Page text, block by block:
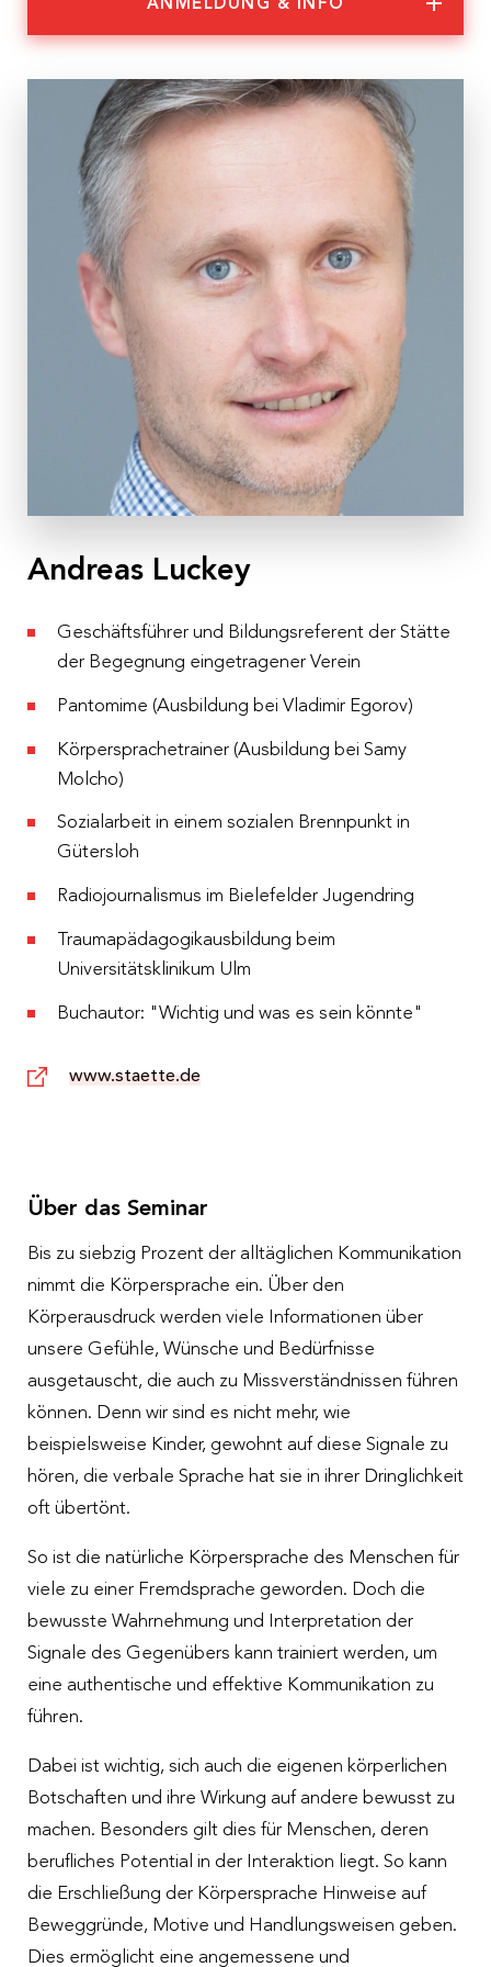
Nachhaltigkeit
Partner:innen
ANMELDUNG & INFO
Anmeldung & Informationen
Veranstaltungs-ID
WS 10/23
Dauer
Mo., 20.11. – Di., 21.11.2023
jeweils 9:30 – 17:00 Uhr
Gasthof Am Riedl, Eisenstraße 38, 5321 Koppl bei
€ 310,– pro Person inkl. 10 % MwSt
Anmeldeschluss
06.11.2023
Andreas Luckey
Geschäftsführer und Bildungsreferent der Stätte
der Begegnung eingetragener Verein
Pantomime (Ausbildung bei Vladimir Egorov)
Körpersprachetrainer (Ausbildung bei Samy
Molcho)
Sozialarbeit in einem sozialen Brennpunkt in
Gütersloh
Radiojournalismus im Bielefelder Jugendring
Traumapädagogikausbildung beim
Universitätsklinikum Ulm
Buchautor: "Wichtig und was es sein könnte"
www.staette.de
Über das Seminar
Bis zu siebzig Prozent der alltäglichen Kommunikation
nimmt die Körpersprache ein. Über den
Körperausdruck werden viele Informationen über
unsere Gefühle, Wünsche und Bedürfnisse
ausgetauscht, die auch zu Missverständnissen führen
können. Denn wir sind es nicht mehr, wie
beispielsweise Kinder, gewohnt auf diese Signale zu
hören, die verbale Sprache hat sie in ihrer Dringlichkeit
oft übertönt.
So ist die natürliche Körpersprache des Menschen für
viele zu einer Fremdsprache geworden. Doch die
bewusste Wahrnehmung und Interpretation der
Signale des Gegenübers kann trainiert werden, um
eine authentische und effektive Kommunikation zu
führen.
Dabei ist wichtig, sich auch die eigenen körperlichen
Botschaften und ihre Wirkung auf andere bewusst zu
machen. Besonders gilt dies für Menschen, deren
berufliches Potential in der Interaktion liegt. So kann
die Erschließung der Körpersprache Hinweise auf
Beweggründe, Motive und Handlungsweisen geben.
Dies ermöglicht eine angemessene und